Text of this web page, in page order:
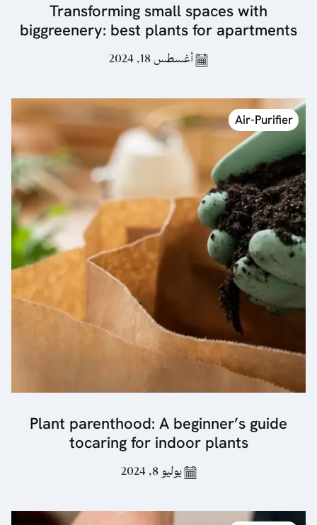
Transforming small spaces with
biggreenery: best plants for apartments
أغسطس 18, 2024
Air-Purifier
Plant parenthood: A beginner’s guide
tocaring for indoor plants
يوليو 8, 2024